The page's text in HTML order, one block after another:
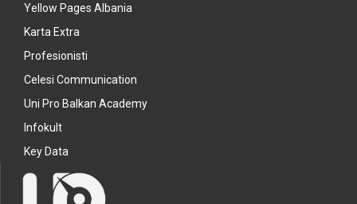
Yellow Pages Albania
Karta Extra
Profesionisti
Celesi Communication
Uni Pro Balkan Academy
Infokult
Key Data